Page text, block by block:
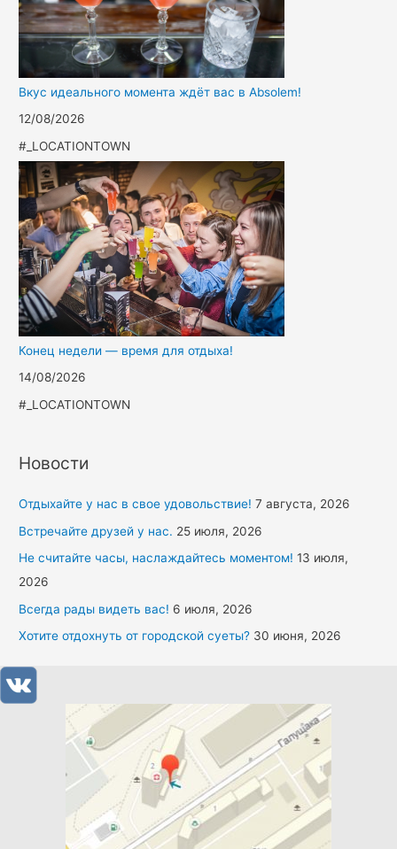
Вкус идеального момента ждёт вас в Absolem!
12/08/2026
#_LOCATIONTOWN
Конец недели — время для отдыха!
14/08/2026
#_LOCATIONTOWN
Новости
Отдыхайте у нас в свое удовольствие! 7 августа, 2026
Встречайте друзей у нас. 25 июля, 2026
Не считайте часы, наслаждайтесь моментом! 13 июля,
2026
Всегда рады видеть вас! 6 июля, 2026
Хотите отдохнуть от городской суеты? 30 июня, 2026